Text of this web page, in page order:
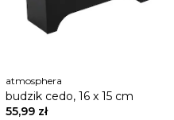
atmosphera
budzik cedo, 16 x 15 cm
55,99 zł